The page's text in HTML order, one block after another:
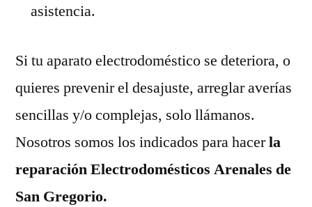
asistencia.
Si tu aparato electrodoméstico se deteriora, o
quieres prevenir el desajuste, arreglar averías
sencillas y/o complejas, solo llámanos.
Nosotros somos los indicados para hacerla
reparación Electrodomésticos Arenales de
San Gregorio.